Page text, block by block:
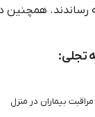
رساندند.
تجلی:
بیماران در منزل